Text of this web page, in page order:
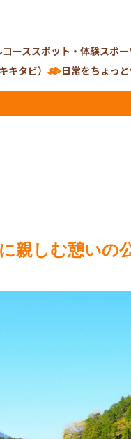
ーススポット・体験スポ
キタビ） 日常をちょっ
親しむ憩いの